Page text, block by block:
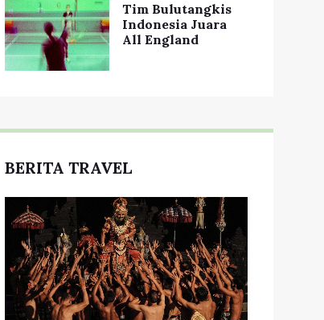
Tim Bulutangkis
Indonesia Juara
All England
BERITA TRAVEL